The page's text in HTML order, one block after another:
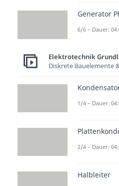
Generator
6/6 – Dauer:
Elektrotechnik
Diskrete Bauelemente
1/4 – Dauer:
2/4 – Dauer:
Halbleiter